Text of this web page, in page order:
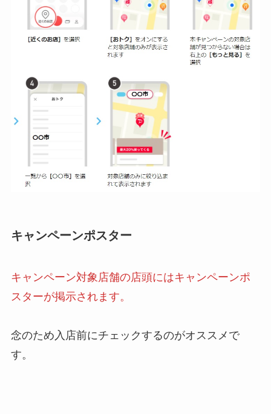
キャンペーンポスター
キャンペーン対象店舗の店頭にはキャンペーンポ
スターが掲示されます。
念のため入店前にチェックするのがオススメで
す。